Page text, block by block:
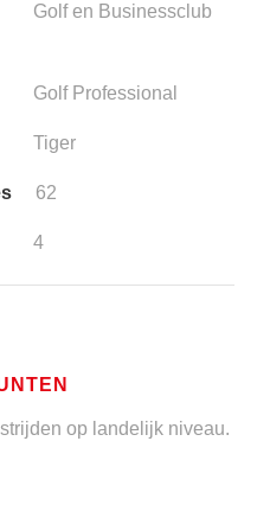
Golf en Businessclub
Golf Professional
Tiger
62
4
op landelijk niveau.